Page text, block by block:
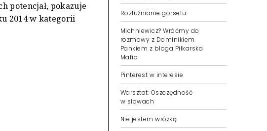
potencjał, pokazuje
2014 w kategorii
Rozluźnianie gorsetu
Michniewicz? Wróćmy do
rozmowy z Dominikiem
Pankiem z bloga Piłkarska
Mafia
Pinterest w interesie
Warsztat: Oszczędność
w słowach
Nie jestem wróżką